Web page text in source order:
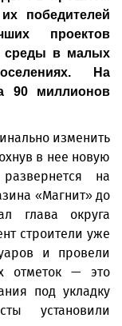
победителей
проектов
среды в малых
На
90 миллионов
изменить
в нее новую
на
«Магнит» до
глава округа
строители уже
и провели
отметок — это
под укладку
установили